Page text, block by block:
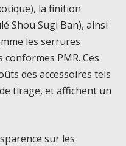
la finition
Shou Sugi Ban), ainsi
les serrures
PMR. Ces
des accessoires tels
tirage, et affichent un
sur les